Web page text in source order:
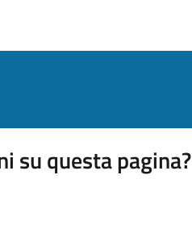
su questa pagina?